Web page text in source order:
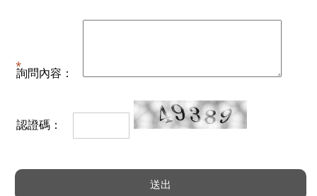
詢問內容：
認證碼：